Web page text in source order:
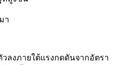
า
ลงภายใต้แรงกดดันจากอัตรา